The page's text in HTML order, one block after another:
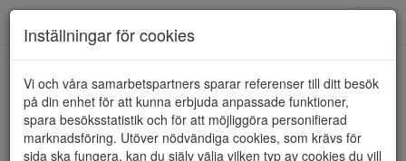
HEM LYCKE
Inställningar för cookies
Vi och våra samarbetspartners sparar referenser till ditt besök
på din enhet för att kunna erbjuda anpassade funktioner,
spara besöksstatistik och för att möjliggöra personifierad
marknadsföring. Utöver nödvändiga cookies, som krävs för
sida ska fungera, kan du själv välja vilken typ av cookies du vill